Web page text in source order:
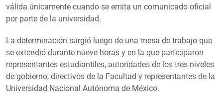
válida únicamente cuando se emita un comunicado oficial
por parte de la universidad.
La determinación surgió luego de una mesa de trabajo que
se extendió durante nueve horas y en la que participaron
representantes estudiantiles, autoridades de los tres niveles
de gobierno, directivos de la Facultad y representantes de la
Universidad Nacional Autónoma de México.